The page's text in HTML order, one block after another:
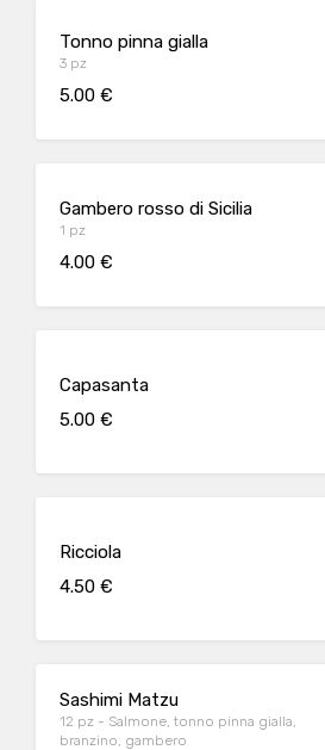
Tonno pinna gialla
3 pz
5.00 €
Gambero rosso di Sicilia
1 pz
4.00 €
Capasanta
5.00 €
Ricciola
4.50 €
Sashimi Matzu
12 pz - Salmone, tonno pinna gialla,
branzino, gambero